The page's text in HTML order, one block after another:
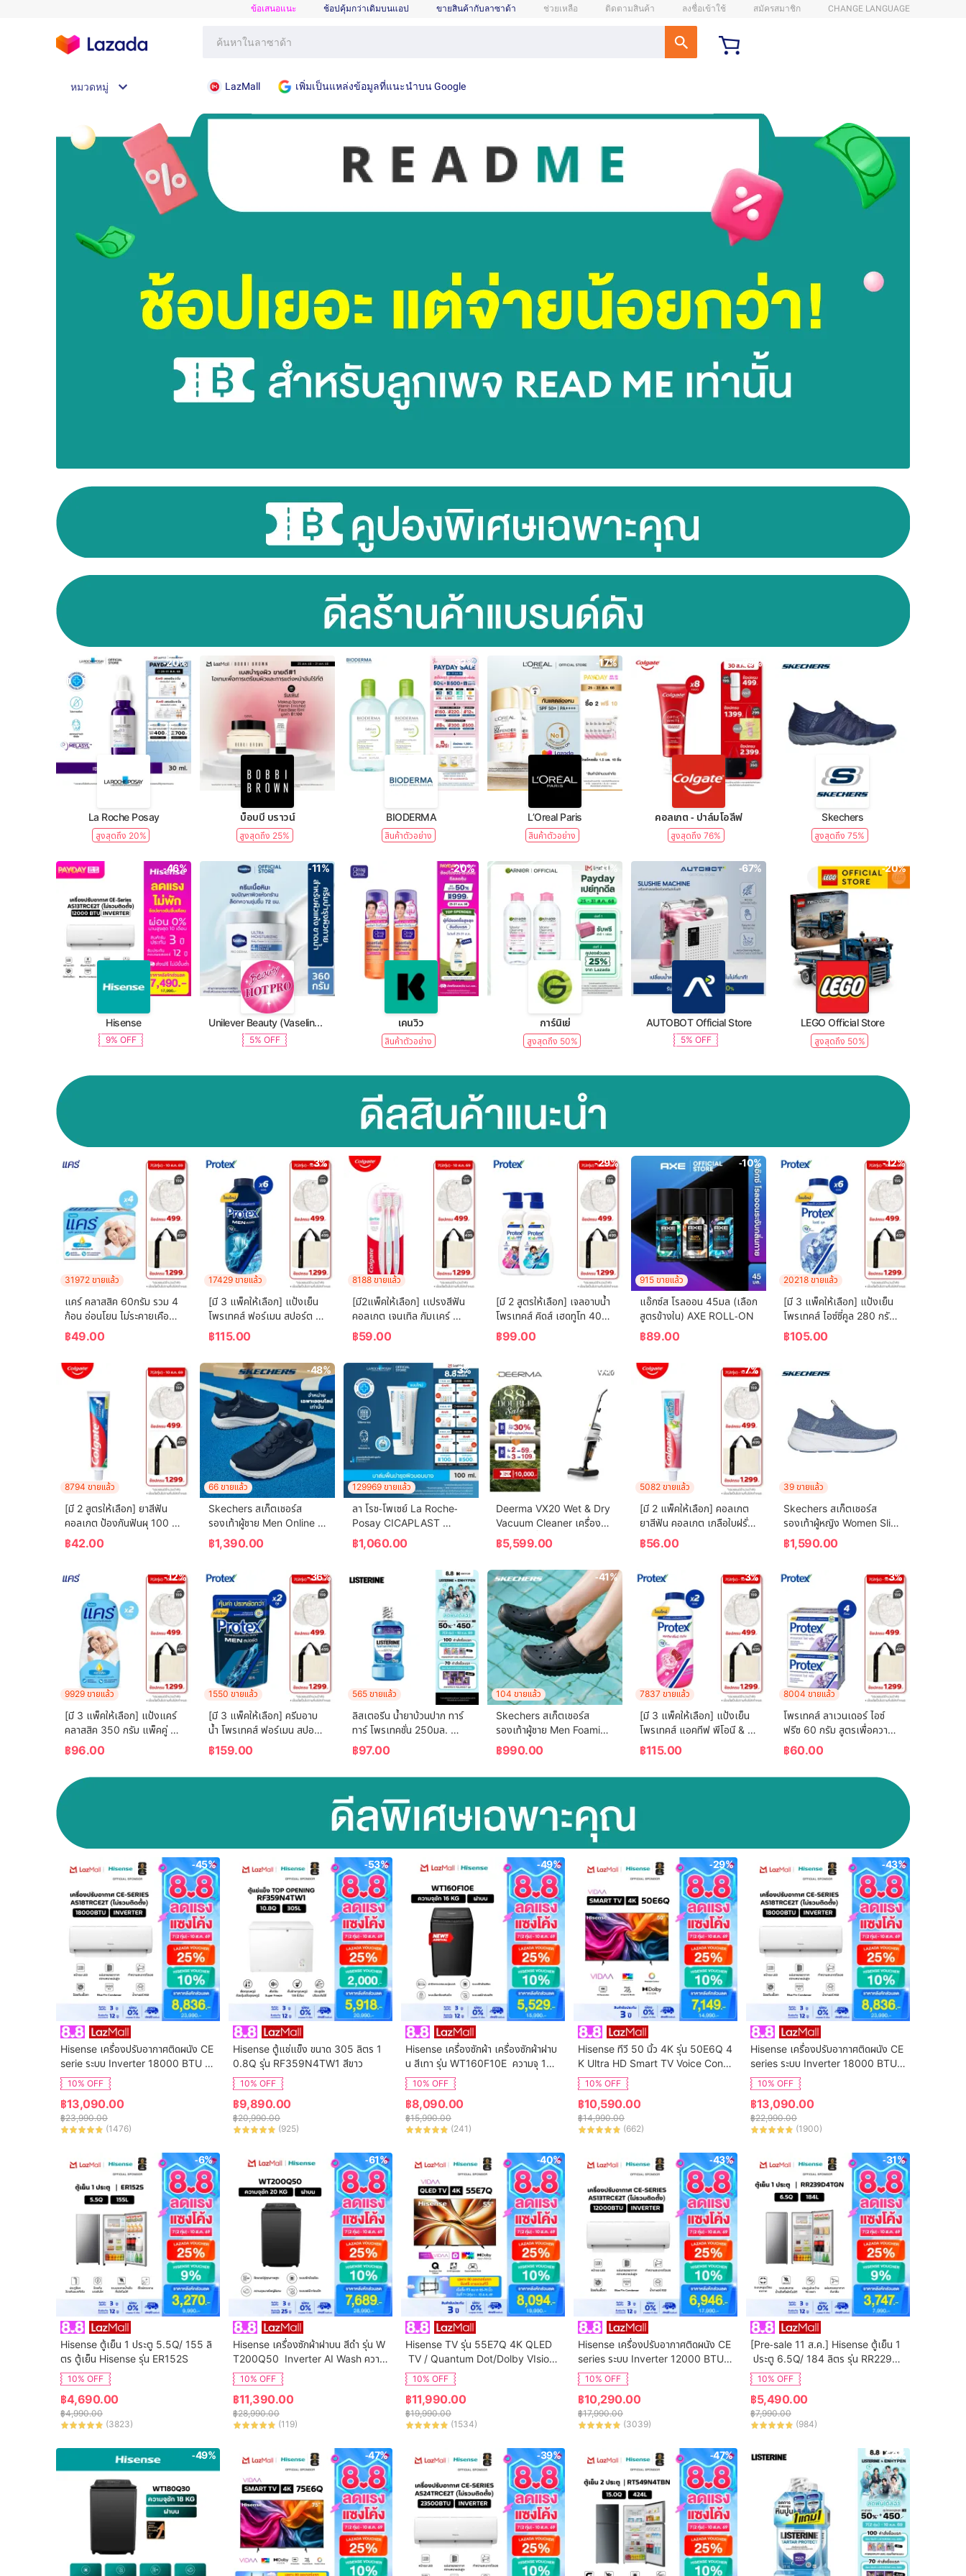
ข้อเสนอแนะ ช้อปคุ้มกว่าเดิมบนแอป ขายสินค้ากับลาซาด้า ช่วยเหลือ ติดตามสินค้า ลงชื่อเข้าใช้ สมัครสมาชิก CHANGE LANGUAGE
หมวดหมู่ LazMall เพิ่มเป็นแหล่งข้อมูลที่แนะนำบน Google
-20%
La Roche Posay
สูงสุดถึง 20%
บ็อบบี้ บราวน์
สูงสุดถึง 25%
-32%
BIODERMA
สินค้าตัวอย่าง
-17%
L’Oreal Paris
สินค้าตัวอย่าง
-39%
คอลเกต - ปาล์มโอลีฟ
สูงสุดถึง 76%
Skechers
สูงสุดถึง 75%
-46%
Hisense
9% OFF
-11%
Unilever Beauty (Vaseline, Dove, TRESemme, Clear)
5% OFF
-20%
เคนวิว
สินค้าตัวอย่าง
-31%
การ์นิเย่
สูงสุดถึง 50%
-67%
AUTOBOT Official Store
5% OFF
-20%
LEGO Official Store
สูงสุดถึง 50%
31972 ขายแล้ว
แคร์ คลาสสิค 60กรัม รวม 4
ก้อน อ่อนโยน ไม่ระคายเคือง
(สบู่เด็ก) Care Classic Bar
Soap 60g Total 4 Pcs
Gently Cleanses Baby's
Skin (Bar Soap, Baby
Soap, Baby Body Wash)
฿49.00
-3%
17429 ขายแล้ว
[มี 3 แพ็คให้เลือก] แป้งเย็น
โพรเทคส์ ฟอร์เมน สปอร์ต
280 กรัม แพ็คคู่ Protex
Talcum Powder For Men
Sport 280g Twin Pack
฿115.00
8188 ขายแล้ว
[มี2แพ็คให้เลือก] เเปรงสีฟัน
คอลเกต เจนเทิล กัมเเคร์
(คละสี)  Colgate Gentle
Gum Care (mixed color)
฿59.00
-29%
[มี 2 สูตรให้เลือก] เจลอาบน้ำ
โพรเทคส์ คิดส์ เฮดทูโท 400
มล. Protex Kids Shower
Gel Head To Toe 400ml
฿99.00
-10%
915 ขายแล้ว
แอ๊กซ์ส โรลออน 45มล (เลือก
สูตรข้างใน) AXE ROLL-ON
฿89.00
-12%
20218 ขายแล้ว
[มี 3 แพ็คให้เลือก] แป้งเย็น
โพรเทคส์ ไอซ์ซี่คูล 280 กรัม
Protex Talcum Powder
Icy Cool 280g
฿105.00
8794 ขายแล้ว
[มี 2 สูตรให้เลือก] ยาสีฟัน
คอลเกต ป้องกันฟันผุ 100
กรัม [Available in 2
variants] Colgate
100g
฿42.00
-48%
66 ขายแล้ว
Skechers สเก็ตเชอร์ส
รองเท้าผู้ชาย Men Online
Exclusive Bobs Squad
Chaos Bobs Shoes -
Foam
฿1,390.00
-3%
129969 ขายแล้ว
ลา โรช-โพเซย์ La Roche-
Posay CICAPLAST
BAUME B5+ บาล์มบำรุงผิว
ช่วยปลอบประโลม ฟื้นบำรุงผิว
฿1,060.00
-63%
Deerma VX20 Wet & Dry
Vacuum Cleaner เครื่อง
ล้างพื้น ครื่องดูดฝุ่นขัดพื้น
2in1 เครื่องดูดฝุ่น ล้าง ถู รุ่น
WET Mop 3in1 ระบบ Dual
Tank
฿5,599.00
-7%
5082 ขายแล้ว
[มี 2 แพ็คให้เลือก] คอลเกต
ยาสีฟัน คอลเกต เกลือใบฝรั่ง
150 กรัม Colgate
Toothpaste Salt Guava
฿56.00
39 ขายแล้ว
Skechers สเก็ตเชอร์ส
รองเท้าผู้หญิง Women Slip-
ins Edgeride Dream
State Shoes - 150474-
Foam
฿1,590.00
-12%
9929 ขายแล้ว
[มี 3 แพ็คให้เลือก] แป้งแคร์
คลาสสิค 350 กรัม แพ็คคู่
(แป้ง, แป้งเด็ก) Care
Classic Baby Talcum
Twin pack (Powder)
฿96.00
-36%
1550 ขายแล้ว
[มี 3 แพ็คให้เลือก] ครีมอาบ
น้ำ โพรเทคส์ ฟอร์เมน สปอร์ต
รีฟิล 400 มล. Protex For
Men Sport Shower
Cream Refill 400ml
฿159.00
565 ขายแล้ว
ลิสเตอรีน น้ำยาบ้วนปาก ทาร์
ทาร์ โพรเทคชั่น 250มล.
Listerine mouthwash
Tartar Protection 250ml.
฿97.00
-41%
104 ขายแล้ว
Skechers สเก็ตเชอร์ส
รองเท้าผู้ชาย Men Foamies
Surge Foamies Shoes -
243310-BBK
฿990.00
-3%
7837 ขายแล้ว
[มี 3 แพ็คให้เลือก] แป้งเย็น
โพรเทคส์ แอคทีฟ พีโอนี &
ทับทิม 280 กรัม Protex
Talcum Perfume Peony &
Pomegranate 280g
฿115.00
-3%
8004 ขายแล้ว
โพรเทคส์ ลาเวนเดอร์ ไอซ์
ฟรีซ 60 กรัม สูตรเพื่อความ
เย็น พร้อมกลิ่นหอมผ่อนคลาย
แพ็ค 4 ก้อน (สบู่ก้อน)
Protex Lavender Ice
฿60.00
-45%
Hisense เครื่องปรับอากาศติดผนัง CE
serie ระบบ Inverter 18000 BTU รุ่น
AS-18TRCE2T
10% OFF
฿13,090.00
฿23,990.00
(1476)
-53%
Hisense ตู้แช่แข็ง ขนาด 305 ลิตร 1
0.8Q รุ่น RF359N4TW1 สีขาว
10% OFF
฿9,890.00
฿20,990.00
(925)
-49%
Hisense เครื่องซักผ้า เครื่องซักผ้าฝาบ
น สีเทา รุ่น WT160F10E  ความจุ 16
กก. New ไม่มีบริการติดตั้ง
10% OFF
฿8,090.00
฿15,990.00
(241)
-29%
Hisense ทีวี 50 นิ้ว 4K รุ่น 50E6Q 4
K Ultra HD Smart TV Voice Contr
ol WIFI Build in Netflix & Youtube
VIDAA U7.6  /DVB-T2 / USB2.0 /
HDMI /AV / DTS Virtual X / Dolby
Digital
10% OFF
฿10,590.00
฿14,990.00
(662)
-43%
Hisense เครื่องปรับอากาศติดผนัง CE
series ระบบ Inverter 18000 BTU รุ่
น AS-18TRCE2T (ไม่รวมค่าติดตั้ง)
10% OFF
฿13,090.00
฿22,990.00
(1900)
-6%
Hisense ตู้เย็น 1 ประตู 5.5Q/ 155 ลิ
ตร ตู้เย็น Hisense รุ่น ER152S
10% OFF
฿4,690.00
฿4,990.00
(3823)
-61%
Hisense เครื่องซักผ้าฝาบน สีดำ รุ่น W
T200Q50  Inverter AI Wash ความ
จุ 20 กก. New ไม่มีบริการติดตั้ง
10% OFF
฿11,390.00
฿28,990.00
(119)
-40%
Hisense TV รุ่น 55E7Q 4K QLED
TV / Quantum Dot/Dolby VIsion,
HDR10+ HSG/VIDAA U9 / Dollby
Atmos Hand-Free Voice Control
Netflix Youtube /Game Mode VR
R, ALLM / WIFI 5 /Bluetooth 5.0 /
HDMI
10% OFF
฿11,990.00
฿19,990.00
(1534)
-43%
Hisense เครื่องปรับอากาศติดผนัง CE
series ระบบ Inverter 12000 BTU รุ่
น AS-13TRCE2T (ไม่รวมค่าติดตั้ง)
10% OFF
฿10,290.00
฿17,990.00
(3039)
-31%
[Pre-sale 11 ส.ค.] Hisense ตู้เย็น 1
ประตู 6.5Q/ 184 ลิตร รุ่น RR229D4
AD1
10% OFF
฿5,490.00
฿7,990.00
(984)
-49% -47% -39% -47% -50%